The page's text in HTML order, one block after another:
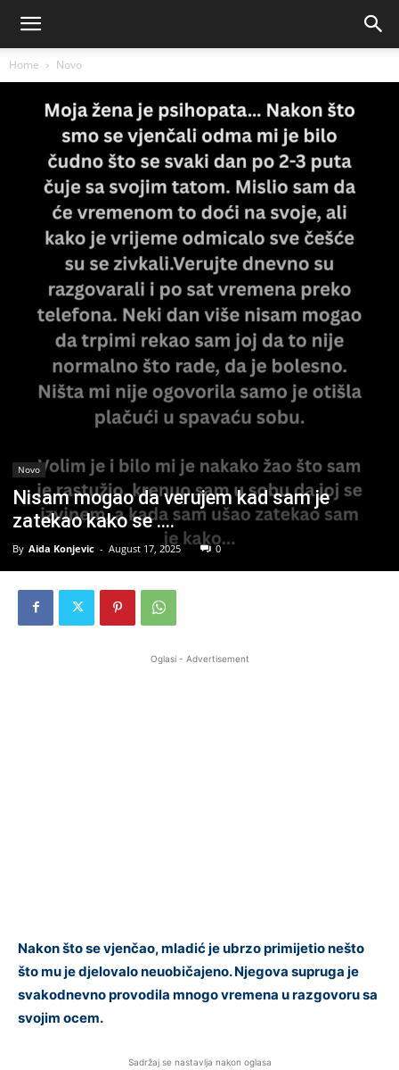
Home Novo
Novo
Nisam mogao da verujem kad sam je
zatekao kako se ….
By Aida Konjevic - August 17, 2025 0
Oglasi - Advertisement
Nakon što se vjenčao, mladić je ubrzo primijetio nešto
što mu je djelovalo neuobičajeno. Njegova supruga je
svakodnevno provodila mnogo vremena u razgovoru sa
svojim ocem.
Sadržaj se nastavlja nakon oglasa